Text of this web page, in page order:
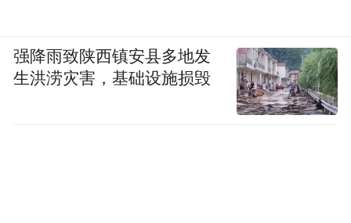
强降雨致陕西镇安县多地发
生洪涝灾害，基础设施损毁